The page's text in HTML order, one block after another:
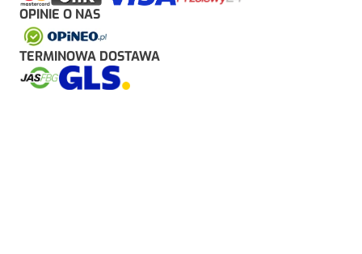
OPINIE O NAS
TERMINOWA DOSTAWA